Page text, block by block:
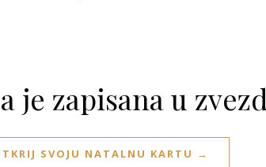
je zapisana u
SVOJU NATALNU KARTU →